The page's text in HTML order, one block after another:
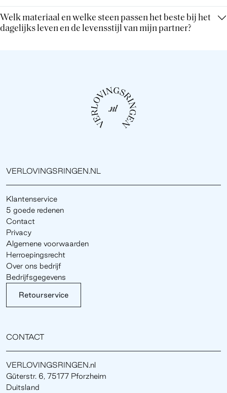
Welk materiaal en welke steen passen het beste bij het
dagelijks leven en de levensstijl van mijn partner?
VERLOVINGSRINGEN.NL
Klantenservice
5 goede redenen
Contact
Privacy
Algemene voorwaarden
Herroepingsrecht
Over ons bedrijf
Bedrijfsgegevens
Retourservice
CONTACT
VERLOVINGSRINGEN.nl
Güterstr. 6, 75177 Pforzheim
Duitsland